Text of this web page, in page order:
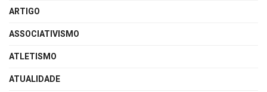
ARTIGO
ASSOCIATIVISMO
ATLETISMO
ATUALIDADE